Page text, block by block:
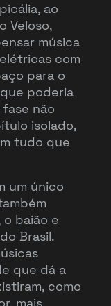
ao
Veloso,
música
com
para o
poderia
não
isolado,
tudo que
um único
baião e
Brasil.
que dá a
como